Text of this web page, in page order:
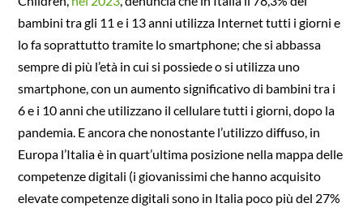
bambini tra gli 11 e i 13 anni utilizza Internet tutti i giorni e
lo fa soprattutto tramite lo smartphone; che si abbassa
sempre di più l’età in cui si possiede o si utilizza uno
smartphone, con un aumento significativo di bambini tra i
6 e i 10 anni che utilizzano il cellulare tutti i giorni, dopo la
pandemia. E ancora che nonostante l’utilizzo diffuso, in
Europa l’Italia è in quart’ultima posizione nella mappa delle
competenze digitali (i giovanissimi che hanno acquisito
elevate competenze digitali sono in Italia poco più del 27%